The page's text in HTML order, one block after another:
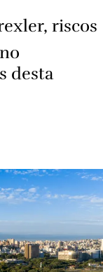
riscos
desta